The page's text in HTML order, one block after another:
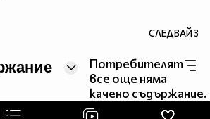
СЛЕДВАЙ3
Потребителят
все още няма
качено съдържание.